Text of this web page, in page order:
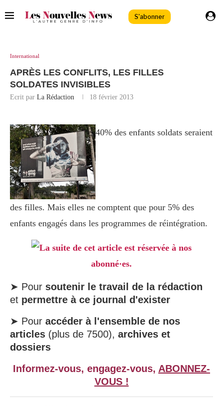
S'abonner
International
APRÈS LES CONFLITS, LES FILLES
SOLDATES INVISIBLES
Ecrit par La Rédaction 18 février 2013
40% des enfants soldats seraient
des filles. Mais elles ne comptent que pour 5% des
enfants engagés dans les programmes de réintégration.
La suite de cet article est réservée à nos
abonné·es.
➤ Pour soutenir le travail de la rédaction
et permettre à ce journal d'exister
➤ Pour accéder à l'ensemble de nos
articles (plus de 7500), archives et
dossiers
Informez-vous, engagez-vous, ABONNEZ-
VOUS !